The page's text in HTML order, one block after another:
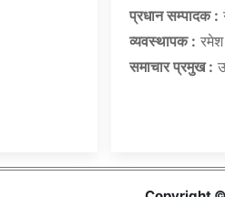
प्रधान सम्पादक :
व्यवस्थापक :
समाचार प्रमुख :